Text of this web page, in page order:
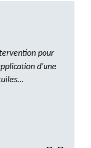
pour
d'une
de la
problème"